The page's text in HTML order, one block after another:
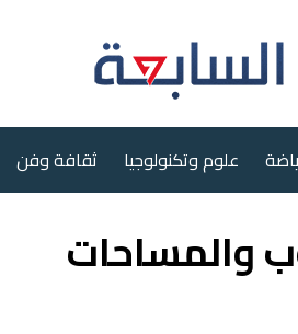
علوم وتكنولوجيا ثقافة وفن
والمساحات